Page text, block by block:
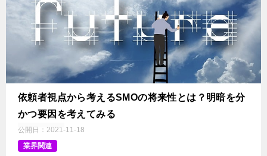
依頼者視点から考えるSMOの将来性とは？明暗を分
かつ要因を考えてみる
公開日： 2021-11-18
業界関連